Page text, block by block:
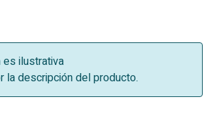
es ilustrativa
la descripción del producto.